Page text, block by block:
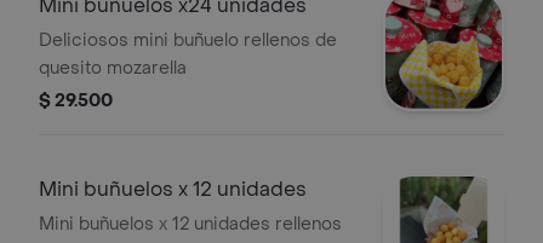
Mini buñuelos x24 unidades
Deliciosos mini buñuelo rellenos de
quesito mozarella
$ 29.500
Mini buñuelos x 12 unidades
Mini buñuelos x 12 unidades rellenos